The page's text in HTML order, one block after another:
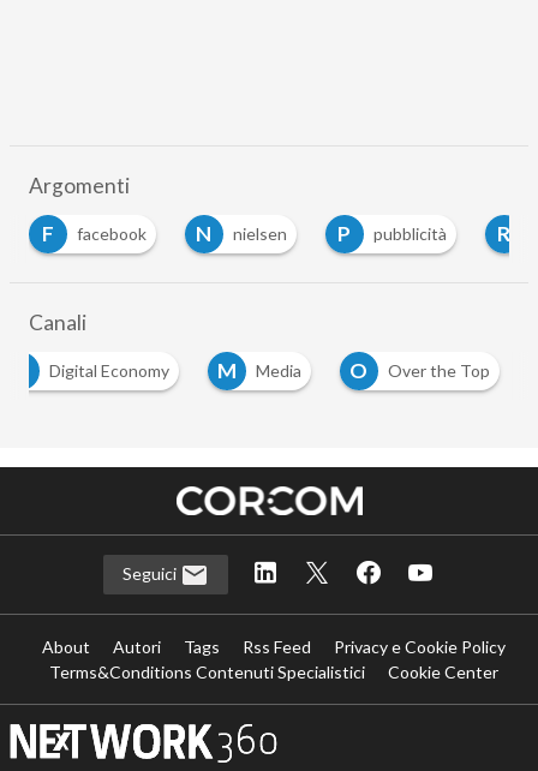
Argomenti
F
facebook N nielsen P pubblicità R
Canali
Digital Economy M Media O Over the Top
Seguici
About Autori Tags Rss Feed
Privacy e Cookie Policy
Terms&Conditions Contenuti Specialistici
Cookie Center